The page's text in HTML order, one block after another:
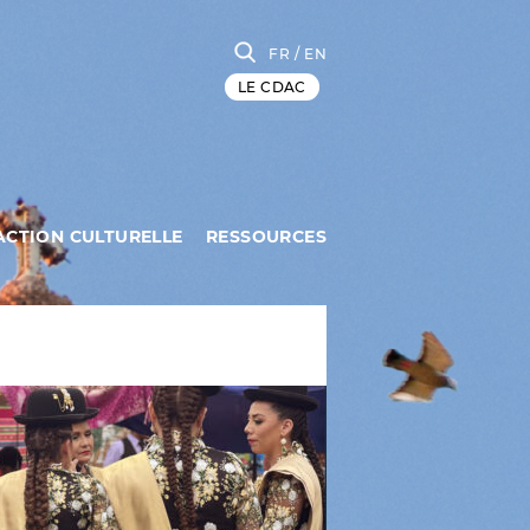
FR / EN
LE CDAC
CULTURELLE RESSOURCES